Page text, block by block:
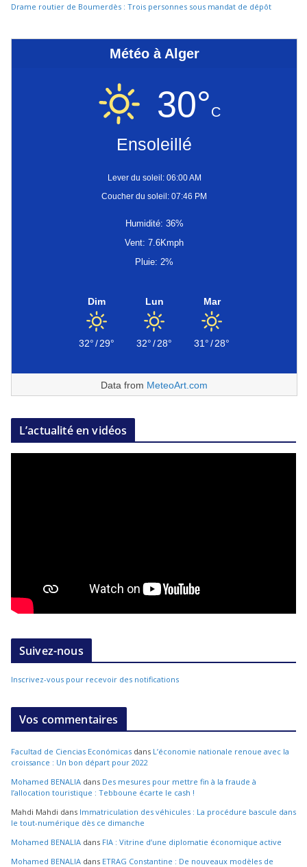
Drame routier de Boumerdès : Trois personnes sous mandat de dépôt
Météo à Alger
30°C
Ensoleillé
Lever du soleil: 06:00 AM
Coucher du soleil: 07:46 PM
Humidité: 36%
Vent: 7.6Kmph
Pluie: 2%
Dim
32°/29°
Lun
32°/28°
Mar
31°/28°
Data from MeteoArt.com
L’actualité en vidéos
Suivez-nous
Inscrivez-vous pour recevoir des notifications
Vos commentaires
Facultad de Ciencias Económicas dans L’économie nationale renoue avec la
croissance : Un bon départ pour 2022
Mohamed BENALIA dans Des mesures pour mettre fin à la fraude à
l’allocation touristique : Tebboune écarte le cash !
Mahdi Mahdi dans Immatriculation des véhicules : La procédure bascule dans
le tout-numérique dès ce dimanche
Mohamed BENALIA dans FIA : Vitrine d’une diplomatie économique active
Mohamed BENALIA dans ETRAG Constantine : De nouveaux modèles de